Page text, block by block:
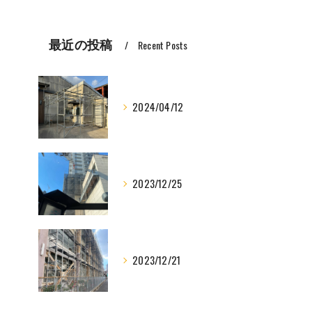
最近の投稿 Recent Posts
2024/04/12
2023/12/25
2023/12/21